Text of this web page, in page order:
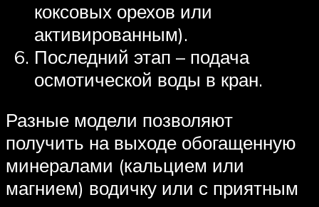
коксовых орехов или
активированным).
Последний этап – подача
осмотической воды в кран.
Разные модели позволяют
получить на выходе обогащенную
минералами (кальцием или
магнием) водичку или с приятным